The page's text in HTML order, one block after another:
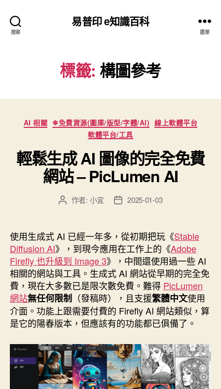
搜尋
易普印 e知識百科
選單
標籤: 構圖參考
分
類
AI 相關 ❄免費資源(圖庫/版型/字體/AI) 線上軟體平台
軟體平台/工具
輕鬆生成 AI 圖像的完全免費
網站 – PicLumen AI
文
者
作者: 小宜
文
佈
日
期
2025-01-03
使用生成式 AI 已經一年多，從初期把玩《Stable
Diffusion AI》，到現今應用在工作上的《Adobe
Firefly 也升級到 Image 3》，中間還使用過一些 AI
相關的網站與工具。生成式 AI 網站從早期的完全免
費，現在大多數已是限次數免費。難得 PicLumen
網站無任何限制 （發稿時），且支援繁體中文使用
介面。功能上跟需要付費的 Firefly AI 網站類似，算
是它的陽春版本，但應該有的功能都已俱備了。